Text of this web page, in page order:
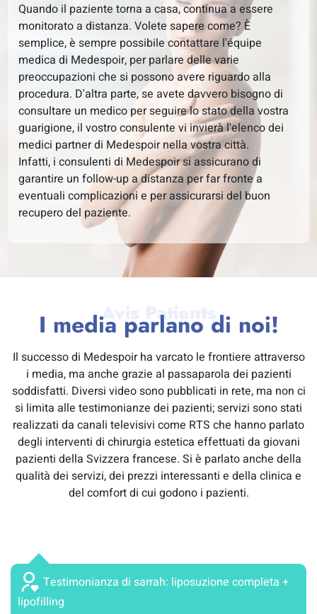
Quando il paziente torna a casa, continua a essere
monitorato a distanza. Volete sapere come? È
semplice, è sempre possibile contattare l'équipe
medica di Medespoir, per parlare delle varie
preoccupazioni che si possono avere riguardo alla
procedura. D'altra parte, se avete davvero bisogno di
consultare un medico per seguire lo stato della vostra
guarigione, il vostro consulente vi invierà l'elenco dei
medici partner di Medespoir nella vostra città.
Infatti, i consulenti di Medespoir si assicurano di
garantire un follow-up a distanza per far fronte a
eventuali complicazioni e per assicurarsi del buon
recupero del paziente.
I media parlano di noi!
Il successo di Medespoir ha varcato le frontiere attraverso
i media, ma anche grazie al passaparola dei pazienti
soddisfatti. Diversi video sono pubblicati in rete, ma non ci
si limita alle testimonianze dei pazienti; servizi sono stati
realizzati da canali televisivi come RTS che hanno parlato
degli interventi di chirurgia estetica effettuati da giovani
pazienti della Svizzera francese. Si è parlato anche della
qualità dei servizi, dei prezzi interessanti e della clinica e
del comfort di cui godono i pazienti.
Testimonianza di sarrah: liposuzione completa +
lipofilling